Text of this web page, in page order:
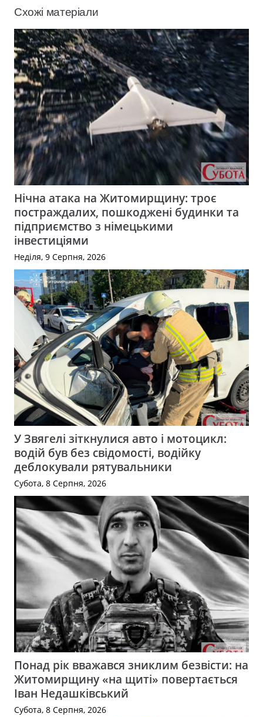
Схожі матеріали
Нічна атака на Житомирщину: троє
постраждалих, пошкоджені будинки та
підприємство з німецькими
інвестиціями
Неділя, 9 Серпня, 2026
У Звягелі зіткнулися авто і мотоцикл:
водій був без свідомості, водійку
деблокували рятувальники
Субота, 8 Серпня, 2026
Понад рік вважався зниклим безвісти: на
Житомирщину «на щиті» повертається
Іван Недашківський
Субота, 8 Серпня, 2026